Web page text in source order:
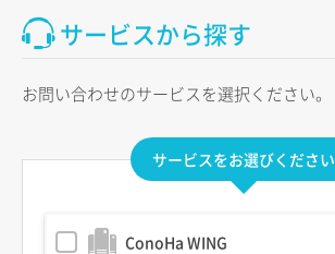
サービスから探す
お問い合わせのサービスを選択ください。
サービスをお選びください
ConoHa WING